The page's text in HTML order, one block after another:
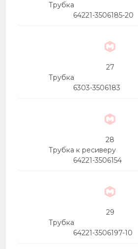
Трубка
64221-3506185-20
27
Трубка
6303-3506183
28
Трубка к ресиверу
64221-3506154
29
Трубка
64221-3506197-10